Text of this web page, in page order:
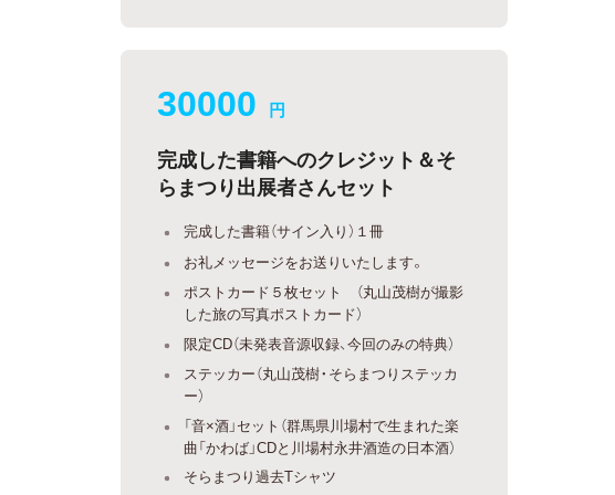
30000 円
完成した書籍へのクレジット＆そ
らまつり出展者さんセット
完成した書籍（サイン入り）１冊
お礼メッセージをお送りいたします。
ポストカード５枚セット （丸山茂樹が撮影
した旅の写真ポストカード）
限定CD（未発表音源収録、今回のみの特典）
ステッカー（丸山茂樹・そらまつりステッカ
ー）
「音×酒」セット（群馬県川場村で生まれた楽
曲「かわば」CDと川場村永井酒造の日本酒）
そらまつり過去Tシャツ